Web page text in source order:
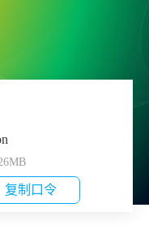
复制口令